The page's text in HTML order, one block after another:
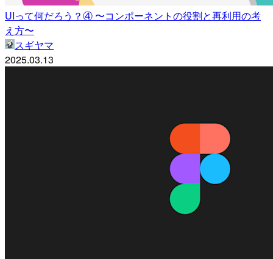
UIって何だろう？④ 〜コンポーネントの役割と再利用の考
え方〜
スギヤマ
2025.03.13